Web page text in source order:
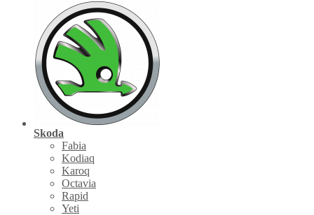
Skoda
Fabia
Kodiaq
Karoq
Octavia
Rapid
Yeti